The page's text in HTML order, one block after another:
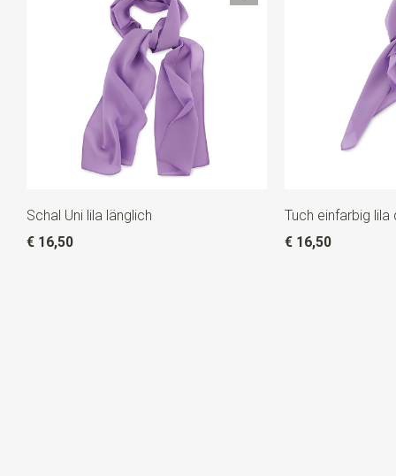
Schal Uni lila länglich
€ 16,50
Tuch einfarbig lila
€ 16,50